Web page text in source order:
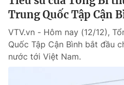
Trung Quốc Tập Cận
VTV.vn - Hôm nay (12/12),
Quốc Tập Cận Bình bắt đầu
nước tới Việt Nam.